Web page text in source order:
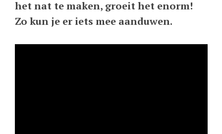
het nat te maken, groeit het enorm!
Zo kun je er iets mee aanduwen.